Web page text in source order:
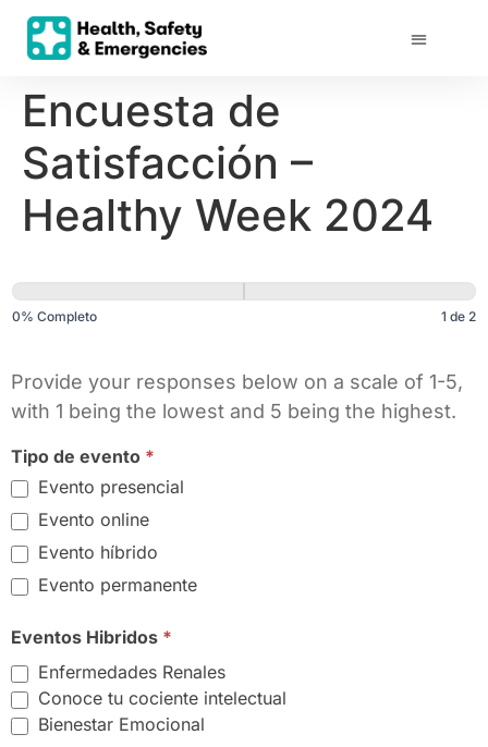
Encuesta de
Satisfacción –
Healthy Week 2024
2024_Employee
Satisfaction
0% Completo 1 de 2
Provide your responses below on a scale of 1-5,
with 1 being the lowest and 5 being the highest.
Tipo de evento *
Evento presencial
Evento online
Evento híbrido
Evento permanente
Eventos Hibridos *
Enfermedades Renales
Conoce tu cociente intelectual
Bienestar Emocional